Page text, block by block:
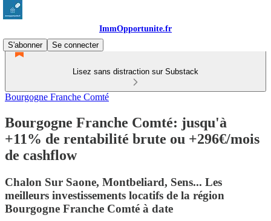
ImmOpportunite.fr
S'abonner
Se connecter
Lisez sans distraction sur Substack
Bourgogne Franche Comté
Bourgogne Franche Comté: jusqu'à
+11% de rentabilité brute ou +296€/mois
de cashflow
Chalon Sur Saone, Montbeliard, Sens... Les
meilleurs investissements locatifs de la région
Bourgogne Franche Comté à date